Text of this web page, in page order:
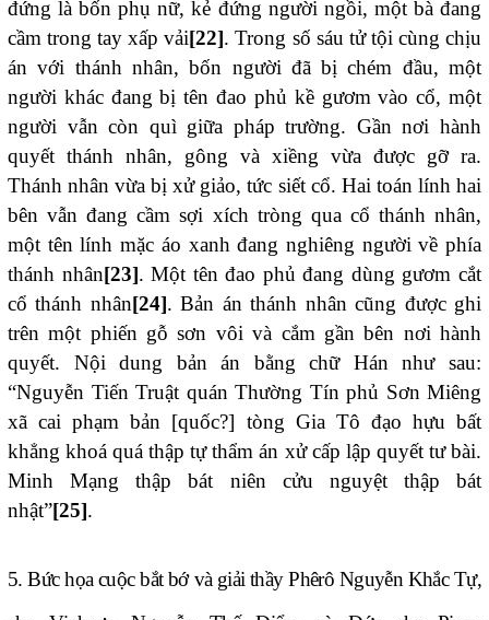
đứng là bốn phụ nữ, kẻ đứng người ngồi, một bà đang
cầm trong tay xấp vải[22]. Trong số sáu tử tội cùng chịu
án với thánh nhân, bốn người đã bị chém đầu, một
người khác đang bị tên đao phủ kề gươm vào cổ, một
người vẫn còn quì giữa pháp trường. Gần nơi hành
quyết thánh nhân, gông và xiềng vừa được gỡ ra.
Thánh nhân vừa bị xử giảo, tức siết cổ. Hai toán lính hai
bên vẫn đang cầm sợi xích tròng qua cổ thánh nhân,
một tên lính mặc áo xanh đang nghiêng người về phía
thánh nhân[23]. Một tên đao phủ đang dùng gươm cắt
cổ thánh nhân[24]. Bản án thánh nhân cũng được ghi
trên một phiến gỗ sơn vôi và cắm gần bên nơi hành
quyết. Nội dung bản án bằng chữ Hán như sau:
“Nguyễn Tiến Truật quán Thường Tín phủ Sơn Miêng
xã cai phạm bản [quốc?] tòng Gia Tô đạo hựu bất
khẳng khoá quá thập tự thẩm án xử cấp lập quyết tư bài.
Minh Mạng thập bát niên cửu nguyệt thập bát
nhật”[25].
5. Bức họa cuộc bắt bớ và giải thầy Phêrô Nguyễn Khắc Tự,